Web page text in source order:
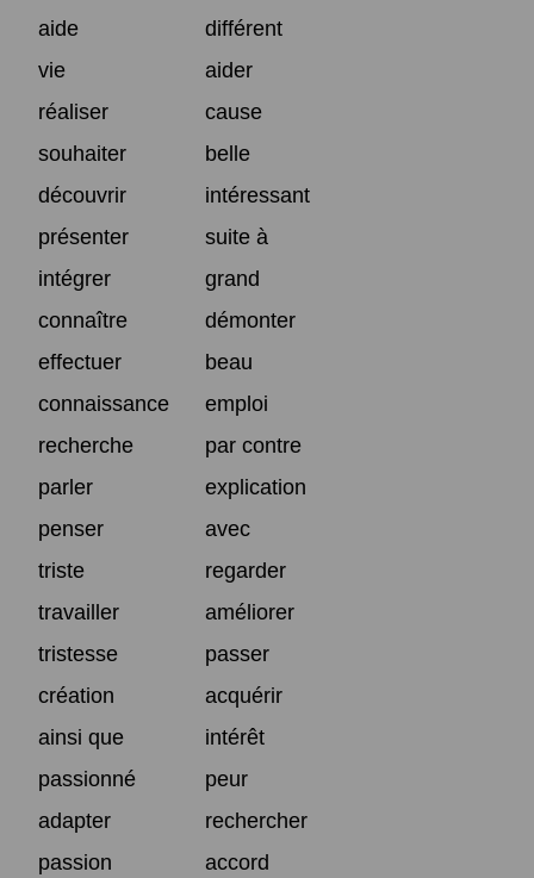
aide
différent
vie
aider
réaliser
cause
souhaiter
belle
découvrir
intéressant
présenter
suite à
intégrer
grand
connaître
démonter
effectuer
beau
connaissance
emploi
recherche
par contre
parler
explication
penser
avec
triste
regarder
travailler
améliorer
tristesse
passer
création
acquérir
ainsi que
intérêt
passionné
peur
adapter
rechercher
passion
accord